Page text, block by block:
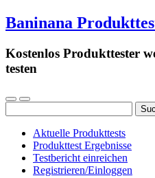
Baninana
Kostenlos Produkttester
testen
nach:
Aktuelle Produkttests
Produkttest Ergebnisse
Testbericht einreichen
Registrieren/Einloggen